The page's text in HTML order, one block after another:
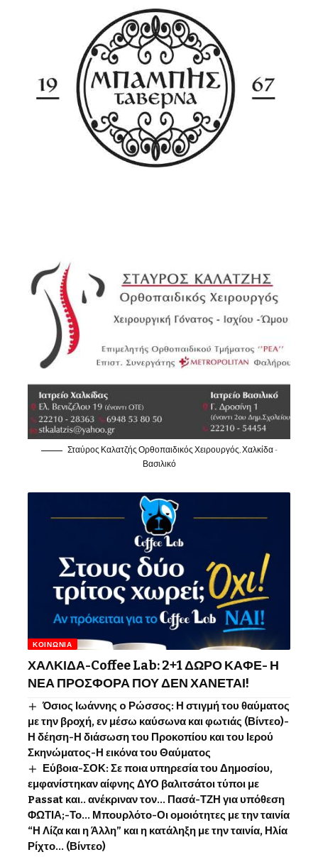
Σταύρος Καλατζής Ορθοπαιδικός Χειρουργός, Χαλκίδα -
Βασιλικό
ΚΟΙΝΩΝΊΑ
ΧΑΛΚΙΔΑ-Coffee Lab: 2+1 ΔΩΡΟ ΚΑΦΕ- Η
ΝΕΑ ΠΡΟΣΦΟΡΑ ΠΟΥ ΔΕΝ ΧΑΝΕΤΑΙ!
Όσιος Ιωάννης o Ρώσσος: Η στιγμή του θαύματος
με την βροχή, εν μέσω καύσωνα και φωτιάς (Βίντεο)-
Η δέηση-Η διάσωση του Προκοπίου και του Ιερού
Σκηνώματος-Η εικόνα του Θαύματος
Εύβοια-ΣΟΚ: Σε ποια υπηρεσία του Δημοσίου,
εμφανίστηκαν αίφνης ΔΥΟ βαλιτσάτοι τύποι με
Passat και.. ανέκριναν τον… Πασά-ΤΖΗ για υπόθεση
ΦΩΤΙΑ;-Το… Μπουρλότο-Οι ομοιότητες με την ταινία
“Η Λίζα και η Άλλη” και η κατάληξη με την ταινία, Ηλία
Ρίχτο… (Βίντεο)